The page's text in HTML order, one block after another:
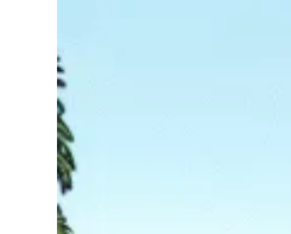
Navigație
Navigație